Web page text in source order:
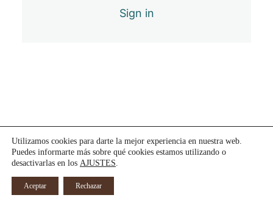
BALLANT LA VIDASign in
Utilizamos cookies para darte la mejor experiencia en nuestra web.
Puedes informarte más sobre qué cookies estamos utilizando o
desactivarlas en los AJUSTES.
Aceptar Rechazar